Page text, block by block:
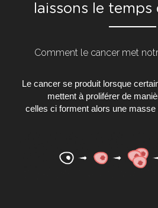
laissons le temps
Comment le cancer met
Le cancer se produit lorsque
mettent à proliférer de
celles ci forment alors une masse